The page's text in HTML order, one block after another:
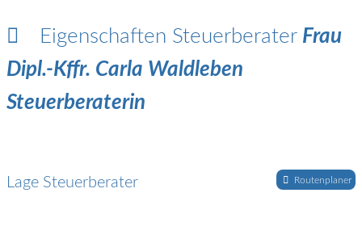
Eigenschaften Steuerberater Frau
Dipl.-Kffr. Carla Waldleben
Steuerberaterin
Lage Steuerberater Routenplaner